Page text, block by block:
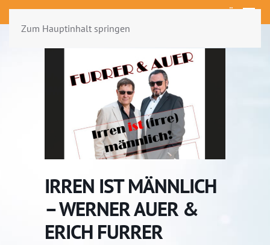
Zum Hauptinhalt springen
MENÜ
IRREN IST MÄNNLICH
– WERNER AUER &
ERICH FURRER